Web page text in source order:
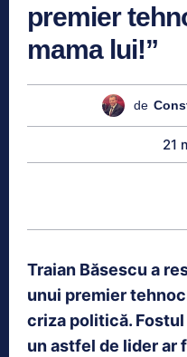
premier
mama lui!”
de
21
Traian Băsescu a
unui premier
criza politică.
un astfel de lider ar